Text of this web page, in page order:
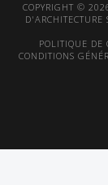
COPYRIGHT ©
POLITIQUE DE
CONDITIONS